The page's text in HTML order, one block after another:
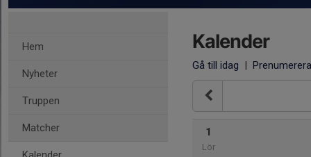
Hem
Nyheter
Truppen
Matcher
Kalender
Gå till idag | Prenumerera
1
Lör